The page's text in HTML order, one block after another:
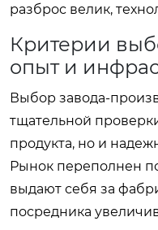
разброс велик,
Критерии
опыт и
Выбор завода-
тщательной
продукта, но и
Рынок переполнен
выдают себя за
посредника